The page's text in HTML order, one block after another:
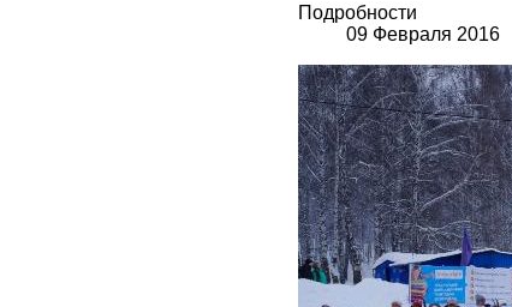
Подробности
09 Февраля 2016